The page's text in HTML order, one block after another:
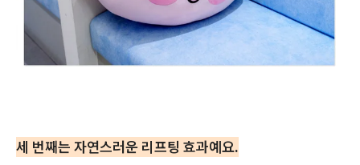
세 번째는 자연스러운 리프팅 효과예요.